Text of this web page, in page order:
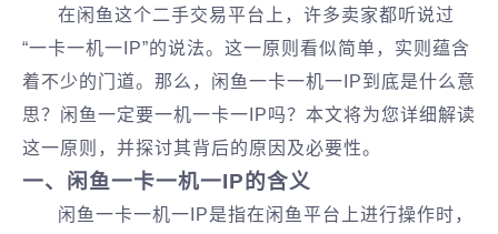
在闲鱼这个二手交易平台上，许多卖家都听说过
“一卡一机一IP”的说法。这一原则看似简单，实则蕴含
着不少的门道。那么，闲鱼一卡一机一IP到底是什么意
思？闲鱼一定要一机一卡一IP吗？本文将为您详细解读
这一原则，并探讨其背后的原因及必要性。
‌一、闲鱼一卡一机一IP的含义‌
‌闲鱼一卡一机一IP‌是指在闲鱼平台上进行操作时，